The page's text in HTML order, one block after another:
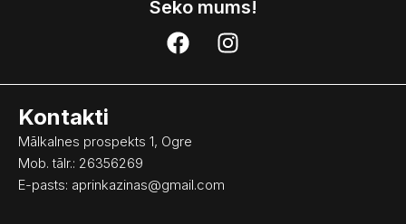
Seko mums!
F
a
o
k
I
n
Kontakti
Mālkalnes prospekts 1, Ogre
Mob. tālr.: 26356269
E-pasts: aprinkazinas@gmail.com